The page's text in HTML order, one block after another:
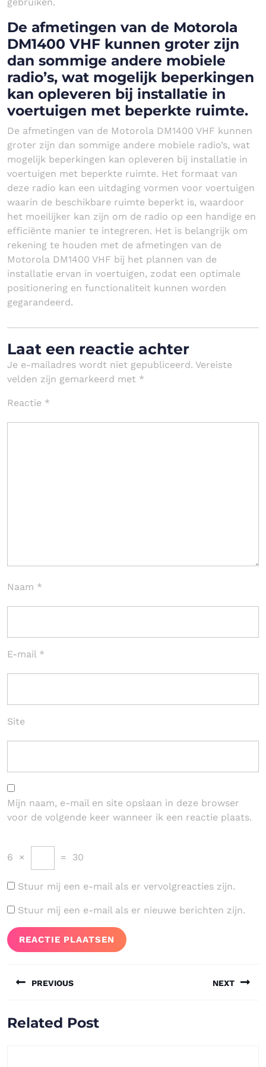
De afmetingen van de Motorola
DM1400 VHF kunnen groter zijn
dan sommige andere mobiele
radio’s, wat mogelijk beperkingen
kan opleveren bij installatie in
voertuigen met beperkte ruimte.
De afmetingen van de Motorola DM1400 VHF kunnen
groter zijn dan sommige andere mobiele radio’s, wat
mogelijk beperkingen kan opleveren bij installatie in
voertuigen met beperkte ruimte. Het formaat van
deze radio kan een uitdaging vormen voor voertuigen
waarin de beschikbare ruimte beperkt is, waardoor
het moeilijker kan zijn om de radio op een handige en
efficiënte manier te integreren. Het is belangrijk om
rekening te houden met de afmetingen van de
Motorola DM1400 VHF bij het plannen van de
installatie ervan in voertuigen, zodat een optimale
positionering en functionaliteit kunnen worden
gegarandeerd.
Laat een reactie achter
Je e-mailadres wordt niet gepubliceerd. Vereiste
velden zijn gemarkeerd met *
Reactie *
Naam *
E-mail *
Site
Mijn naam, e-mail en site opslaan in deze browser
voor de volgende keer wanneer ik een reactie plaats.
6 × = 30
Stuur mij een e-mail als er vervolgreacties zijn.
Stuur mij een e-mail als er nieuwe berichten zijn.
navigatie
PREVIOUS
bericht:
NEXT
Related Post